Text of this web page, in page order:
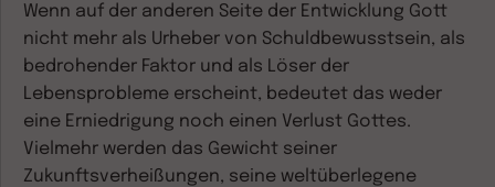
Wenn auf der anderen Seite der Entwicklung Gott
nicht mehr als Urheber von Schuldbewusstsein, als
bedrohender Faktor und als Löser der
Lebensprobleme erscheint, bedeutet das weder
eine Erniedrigung noch einen Verlust Gottes.
Vielmehr werden das Gewicht seiner
Zukunftsverheißungen, seine weltüberlegene